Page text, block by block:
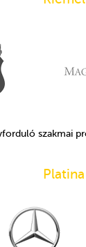
szakmai